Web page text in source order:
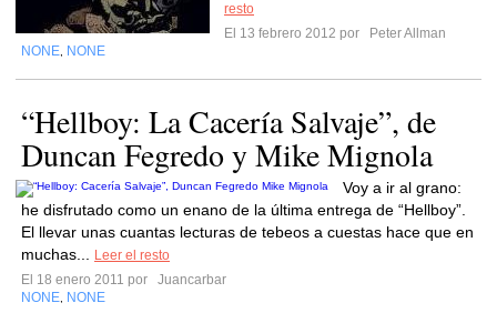
resto
El 13 febrero 2012 por
Peter Allman
NONE NONE
“Hellboy: La Cacería Salvaje”, de
Duncan Fegredo y Mike Mignola
Voy a ir al grano:
he disfrutado como un enano de la última entrega de “Hellboy”.
El llevar unas cuantas lecturas de tebeos a cuestas hace que en
muchas...
Leer el resto
El 18 enero 2011 por
Juancarbar
NONE NONE